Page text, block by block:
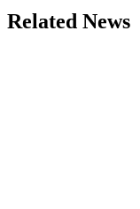
Related News